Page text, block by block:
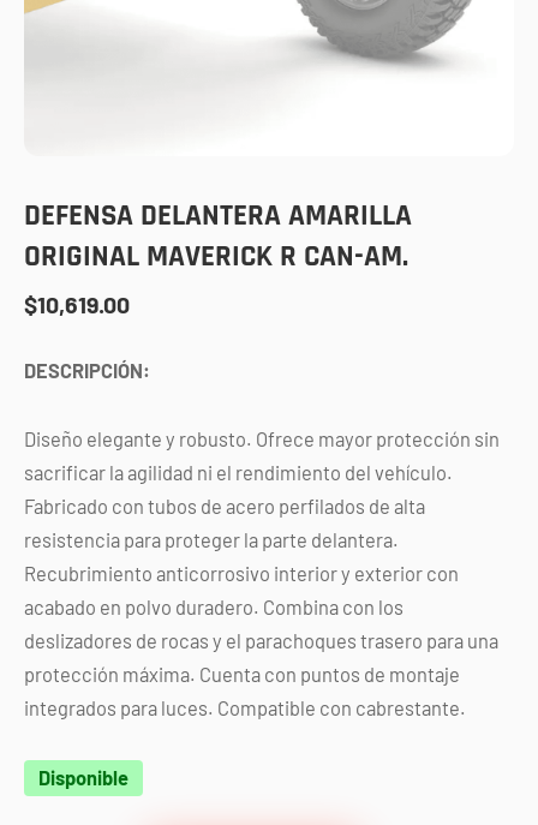
DEFENSA DELANTERA AMARILLA
ORIGINAL MAVERICK R CAN-AM.
$10,619.00
DESCRIPCIÓN:
Diseño elegante y robusto. Ofrece mayor protección sin
sacrificar la agilidad ni el rendimiento del vehículo.
Fabricado con tubos de acero perfilados de alta
resistencia para proteger la parte delantera.
Recubrimiento anticorrosivo interior y exterior con
acabado en polvo duradero. Combina con los
deslizadores de rocas y el parachoques trasero para una
protección máxima. Cuenta con puntos de montaje
integrados para luces. Compatible con cabrestante.
Disponible
Defensa